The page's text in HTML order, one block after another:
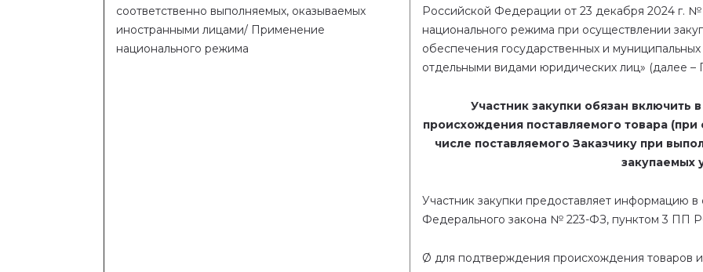
соответственно выполняемых, оказываемых
иностранными лицами/ Применение
национального режима
Российской Федерации от 23 декабря 2024 г.
национального режима при осуществлении
обеспечения государственных и
отдельными видами юридических лиц» (далее
Участник закупки обязан включить
происхождения поставляемого товара(при
числе поставляемого Заказчику при
закупаемых
Участник закупки предоставляет информацию в
Федерального закона № 223-ФЗ, пунктом 3 ПП
Ø для подтверждения происхождения товаров